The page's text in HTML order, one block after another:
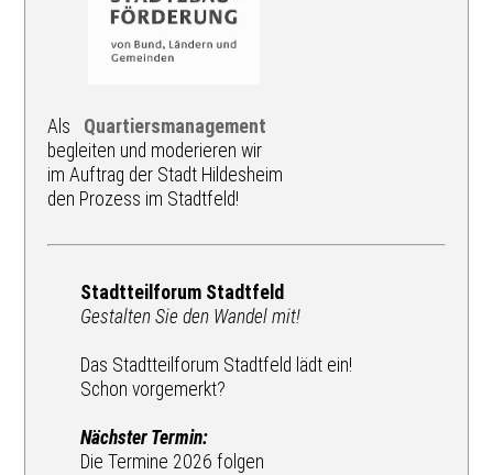
Als
Quartiersmanagement
begleiten und moderieren wir
im Auftrag der Stadt Hildesheim
den Prozess im Stadtfeld!
Stadtteilforum Stadtfeld
Gestalten Sie den Wandel mit!
Das Stadtteilforum Stadtfeld lädt ein!
Schon vorgemerkt?
Nächster Termin:
Die Termine 2026 folgen